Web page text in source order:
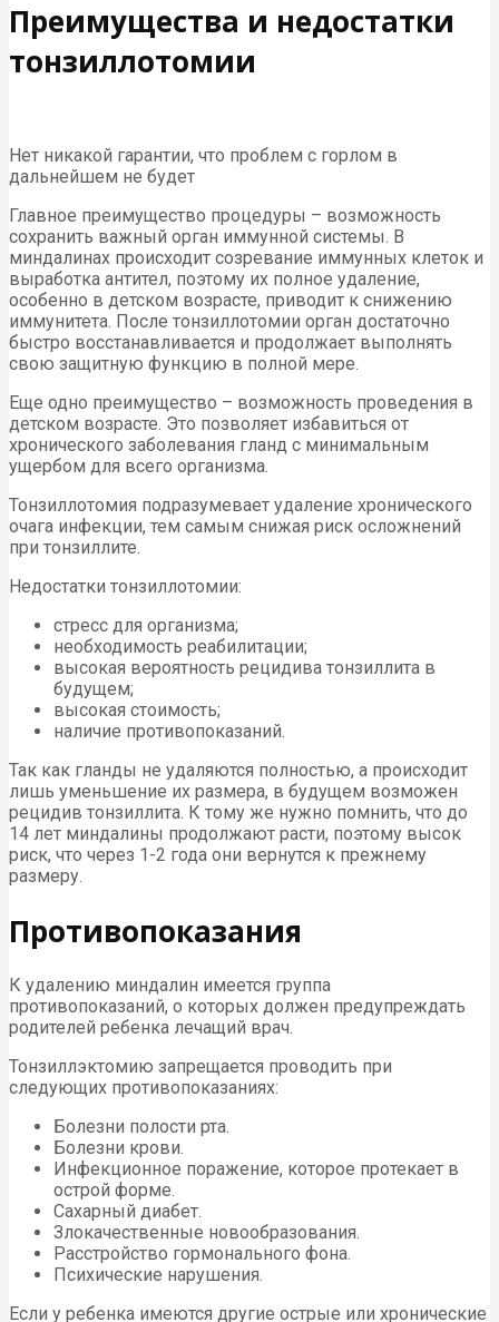
Преимущества и недостатки
тонзиллотомии
Нет никакой гарантии, что проблем с горлом в
дальнейшем не будет
Главное преимущество процедуры – возможность
сохранить важный орган иммунной системы. В
миндалинах происходит созревание иммунных клеток и
выработка антител, поэтому их полное удаление,
особенно в детском возрасте, приводит к снижению
иммунитета. После тонзиллотомии орган достаточно
быстро восстанавливается и продолжает выполнять
свою защитную функцию в полной мере.
Еще одно преимущество – возможность проведения в
детском возрасте. Это позволяет избавиться от
хронического заболевания гланд с минимальным
ущербом для всего организма.
Тонзиллотомия подразумевает удаление хронического
очага инфекции, тем самым снижая риск осложнений
при тонзиллите.
Недостатки тонзиллотомии:
стресс для организма;
необходимость реабилитации;
высокая вероятность рецидива тонзиллита в
будущем;
высокая стоимость;
наличие противопоказаний.
Так как гланды не удаляются полностью, а происходит
лишь уменьшение их размера, в будущем возможен
рецидив тонзиллита. К тому же нужно помнить, что до
14 лет миндалины продолжают расти, поэтому высок
риск, что через 1-2 года они вернутся к прежнему
размеру.
Противопоказания
К удалению миндалин имеется группа
противопоказаний, о которых должен предупреждать
родителей ребенка лечащий врач.
Тонзиллэктомию запрещается проводить при
следующих противопоказаниях:
Болезни полости рта.
Болезни крови.
Инфекционное поражение, которое протекает в
острой форме.
Сахарный диабет.
Злокачественные новообразования.
Расстройство гормонального фона.
Психические нарушения.
Если у ребенка имеются другие острые или хронические